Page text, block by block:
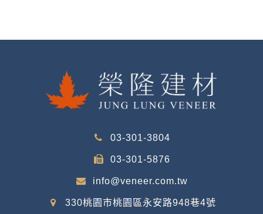
03-301-3804
03-301-5876
info@veneer.com.tw
330桃園市桃園區永安路948巷4號